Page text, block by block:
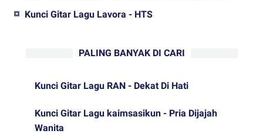
Kunci Gitar Lagu Lavora - HTS
PALING BANYAK DI CARI
Kunci Gitar Lagu RAN - Dekat Di Hati
Kunci Gitar Lagu kaimsasikun - Pria Dijajah
Wanita